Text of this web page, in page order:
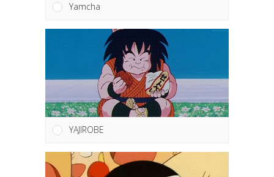
Yamcha
YAJIROBE